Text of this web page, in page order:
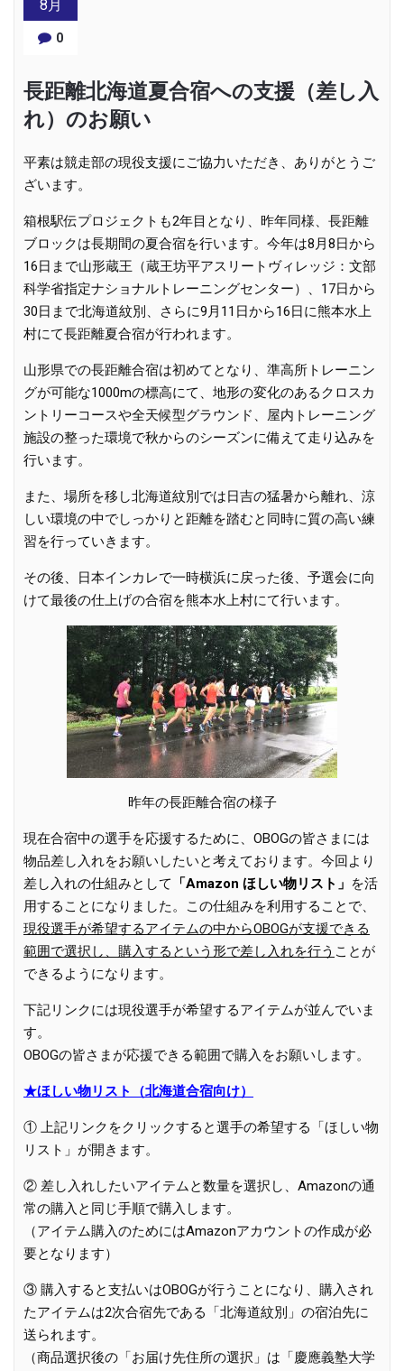
8月
0
長距離北海道夏合宿への支援（差し入
れ）のお願い
平素は競走部の現役支援にご協力いただき、ありがとうご
ざいます。
箱根駅伝プロジェクトも2年目となり、昨年同様、長距離
ブロックは長期間の夏合宿を行います。今年は8月8日から
16日まで山形蔵王（蔵王坊平アスリートヴィレッジ：文部
科学省指定ナショナルトレーニングセンター）、17日から
30日まで北海道紋別、さらに9月11日から16日に熊本水上
村にて長距離夏合宿が行われます。
山形県での長距離合宿は初めてとなり、準高所トレーニン
グが可能な1000mの標高にて、地形の変化のあるクロスカ
ントリーコースや全天候型グラウンド、屋内トレーニング
施設の整った環境で秋からのシーズンに備えて走り込みを
行います。
また、場所を移し北海道紋別では日吉の猛暑から離れ、涼
しい環境の中でしっかりと距離を踏むと同時に質の高い練
習を行っていきます。
その後、日本インカレで一時横浜に戻った後、予選会に向
けて最後の仕上げの合宿を熊本水上村にて行います。
昨年の長距離合宿の様子
現在合宿中の選手を応援するために、OBOGの皆さまには
物品差し入れをお願いしたいと考えております。今回より
差し入れの仕組みとして
「Amazon ほしい物リスト」 を活
用することになりました。この仕組みを利用することで、
現役選手が希望するアイテムの中からOBOGが支援できる
範囲で選択し、購入するという形で差し入れを行う ことが
できるようになります。
下記リンクには現役選手が希望するアイテムが並んでいま
す。
OBOGの皆さまが応援できる範囲で購入をお願いします。
★ほしい物リスト（北海道合宿向け）
① 上記リンクをクリックすると選手の希望する「ほしい物
リスト」が開きます。
② 差し入れしたいアイテムと数量を選択し、Amazonの通
常の購入と同じ手順で購入します。
（アイテム購入のためにはAmazonアカウントの作成が必
要となります）
③ 購入すると支払いはOBOGが行うことになり、購入され
たアイテムは2次合宿先である「北海道紋別」の宿泊先に
送られます。
（商品選択後の「お届け先住所の選択」は「慶應義塾大学